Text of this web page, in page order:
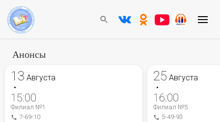
Анонсы
13 Августа
•
15:00
Филиал №1
7-69-10
25 Августа
•
16:00
Филиал №5
5-49-93